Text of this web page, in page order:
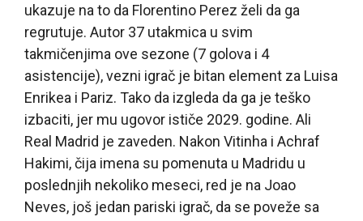
ukazuje na to da Florentino Perez želi da ga
regrutuje. Autor 37 utakmica u svim
takmičenjima ove sezone (7 golova i 4
asistencije), vezni igrač je bitan element za Luisa
Enrikea i Pariz. Tako da izgleda da ga je teško
izbaciti, jer mu ugovor ističe 2029. godine. Ali
Real Madrid je zaveden. Nakon Vitinha i Achraf
Hakimi, čija imena su pomenuta u Madridu u
poslednjih nekoliko meseci, red je na Joao
Neves, još jedan pariski igrač, da se poveže sa